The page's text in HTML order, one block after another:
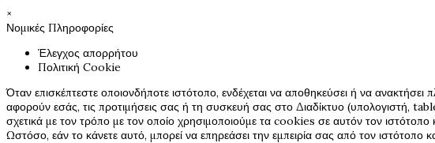
×
Νομικές Πληροφορίες
Έλεγχος απορρήτου
Πολιτική Cookie
Όταν επισκέπτεστε οποιονδήποτε ιστότοπο, ενδέχεται να αποθηκεύσει ή να
αφορούν εσάς, τις προτιμήσεις σας ή τη συσκευή σας στο Διαδίκτυο (υπολογιστή,
σχετικά με τον τρόπο με τον οποίο χρησιμοποιούμε τα cookies σε αυτόν τον
Ωστόσο, εάν το κάνετε αυτό, μπορεί να επηρεάσει την εμπειρία σας από τον ιστότοπο